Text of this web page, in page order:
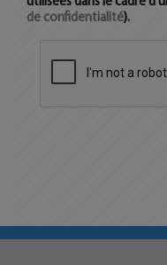
de confidentialité).